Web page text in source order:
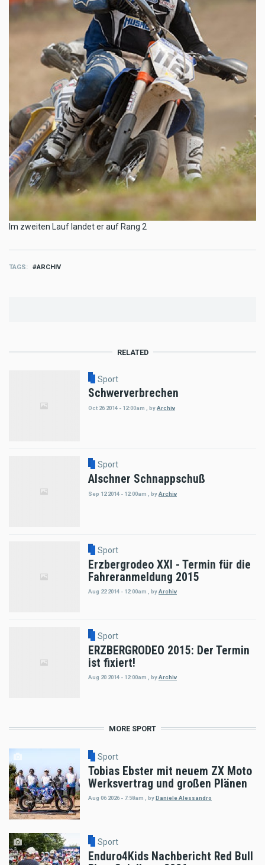
Im zweiten Lauf landet er auf Rang 2
TAGS ARCHIV
RELATED
Sport
Schwerverbrechen
Oct 26 2014 - 12:00am byArchiv
Sport
Alschner Schnappschuß
Sep 12 2014 - 12:00am byArchiv
Sport
Erzbergrodeo XXI - Termin für die
Fahreranmeldung 2015
Aug 22 2014 - 12:00am , byArchiv
Sport
ERZBERGRODEO 2015: Der Termin
ist fixiert!
Aug 20 2014 - 12:00am byArchiv
MORE SPORT
Sport
Tobias Ebster mit neuem ZX Moto
Werksvertrag und großen Plänen
Aug 06 2026 - 7:58am , by Daniele Alessandro
Sport
Enduro4Kids Nachbericht Red Bull